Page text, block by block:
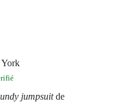
jumpsuitde